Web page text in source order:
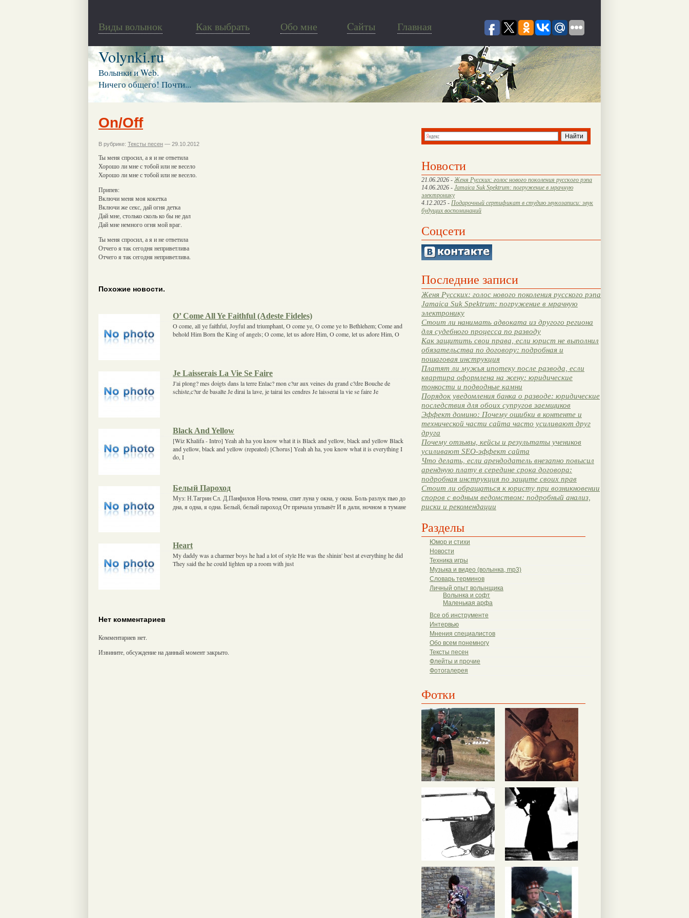
Виды волынок Как выбрать Обо мне Cайты Главная
Volynki.ru
Волынки и Web.
Ничего общего! Почти...
Новости
21.06.2026 - Женя Русских: голос нового поколения русского рэпа
14.06.2026 - Jamaica Suk Spektrum: погружение в мрачную
электронику
4.12.2025 - Подарочный сертификат в студию звукозаписи: звук
будущих воспоминаний
Соцсети
Последние записи
Женя Русских: голос нового поколения русского рэпа
Jamaica Suk Spektrum: погружение в мрачную
электронику
Стоит ли нанимать адвоката из другого региона
для судебного процесса по разводу
Как защитить свои права, если юрист не выполнил
обязательства по договору: подробная и
пошаговая инструкция
Платят ли мужья ипотеку после развода, если
квартира оформлена на жену: юридические
тонкости и подводные камни
Порядок уведомления банка о разводе: юридические
последствия для обоих супругов заемщиков
Эффект домино: Почему ошибки в контенте и
технической части сайта часто усиливают друг
друга
Почему отзывы, кейсы и результаты учеников
усиливают SEO-эффект сайта
Что делать, если арендодатель внезапно повысил
арендную плату в середине срока договора:
подробная инструкция по защите своих прав
Стоит ли обращаться к юристу при возникновении
споров с водным ведомством: подробный анализ,
риски и рекомендации
Разделы
Юмор и стихи
Новости
Техника игры
Музыка и видео (волынка, mp3)
Словарь терминов
Личный опыт волынщика
Волынка и софт
Маленькая арфа
Все об инструменте
Интервью
Мнения специалистов
Обо всем понемногу
Тексты песен
Флейты и прочие
Фотогалерея
Фотки
On/Off
В рубрике: Тексты песен — 29.10.2012
Ты меня спросил, а я и не ответила
Хорошо ли мне с тобой или не весело
Хорошо ли мне с тобой или не весело.
Припев:
Включи меня моя кокетка
Включи же секс, дай огня детка
Дай мне, столько сколь ко бы не дал
Дай мне немного огня мой враг.
Ты меня спросил, а я и не ответила
Отчего я так сегодня неприветлива
Отчего я так сегодня неприветлива.
Похожие новости.
O’ Come All Ye Faithful (Adeste Fideles)
O come, all ye faithful, Joyful and triumphant, O come ye, O come ye to Bethlehem; Come and
behold Him Born the King of angels; O come, let us adore Him, O come, let us adore Him, O
Je Laisserais La Vie Se Faire
J'ai plong? mes doigts dans la terre Enlac? mon c?ur aux veines du grand c?dre Bouche de
schiste,c?ur de basalte Je dirai la lave, je tairai les cendres Je laisserai la vie se faire Je
Black And Yellow
[Wiz Khalifa - Intro] Yeah ah ha you know what it is Black and yellow, black and yellow Black
and yellow, black and yellow (repeated) [Chorus] Yeah ah ha, you know what it is everything I
do, I
Белый Пароход
Муз: Н.Тагрин Сл. Д.Панфилов Ночь темна, спит луна у окна, у окна. Боль разлук пью до
дна, я одна, я одна. Белый, белый пароход От причала уплывёт И в дали, ночном в тумане
Heart
My daddy was a charmer boys he had a lot of style He was the shinin' best at everything he did
They said the he could lighten up a room with just
Нет комментариев
Комментариев нет.
Извините, обсуждение на данный момент закрыто.